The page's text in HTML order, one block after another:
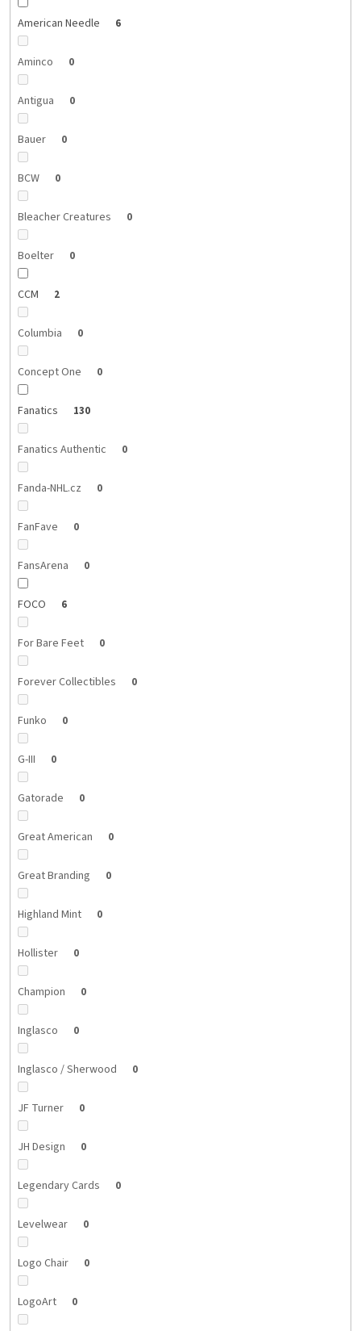
American Needle 6
Aminco 0
Antigua 0
Bauer 0
BCW 0
Bleacher Creatures 0
Boelter 0
CCM 2
Columbia 0
Concept One 0
Fanatics 130
Fanatics Authentic 0
Fanda-NHL.cz 0
FanFave 0
FansArena 0
FOCO 6
For Bare Feet 0
Forever Collectibles 0
Funko 0
G-III 0
Gatorade 0
Great American 0
Great Branding 0
Highland Mint 0
Hollister 0
Champion 0
Inglasco 0
Inglasco / Sherwood 0
JF Turner 0
JH Design 0
Legendary Cards 0
Levelwear 0
Logo Chair 0
LogoArt 0